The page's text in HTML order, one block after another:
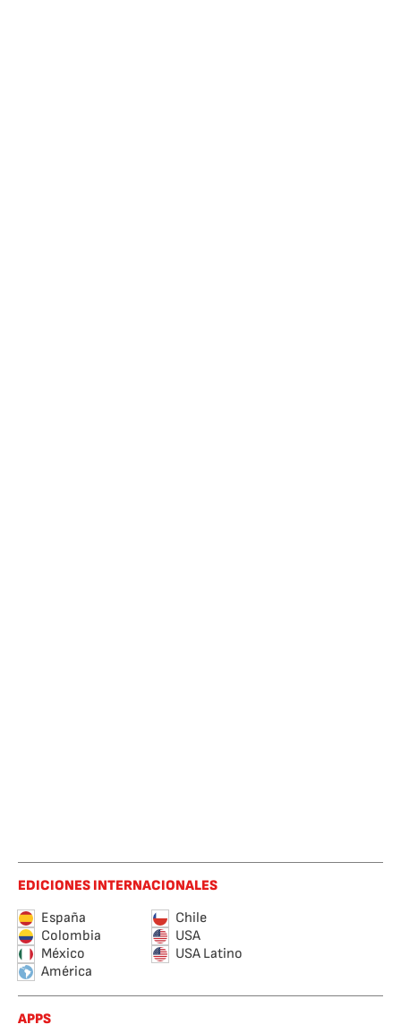
EDICIONES INTERNACIONALES
España
Chile
Colombia
USA
México
USA Latino
América
APPS